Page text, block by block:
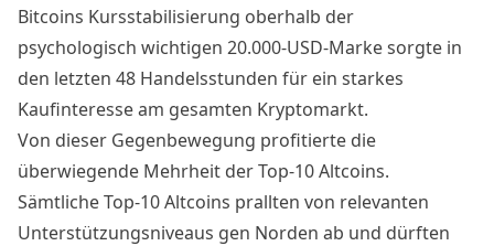
Bitcoins Kursstabilisierung oberhalb der
psychologisch wichtigen 20.000-USD-Marke sorgte in
den letzten 48 Handelsstunden für ein starkes
Kaufinteresse am gesamten Kryptomarkt.
Von dieser Gegenbewegung profitierte die
überwiegende Mehrheit der Top-10 Altcoins.
Sämtliche Top-10 Altcoins prallten von relevanten
Unterstützungsniveaus gen Norden ab und dürften